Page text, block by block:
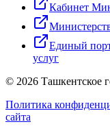
Кабинет
Единый
услуг
© 2026 Ташкентское
Политика
сайта